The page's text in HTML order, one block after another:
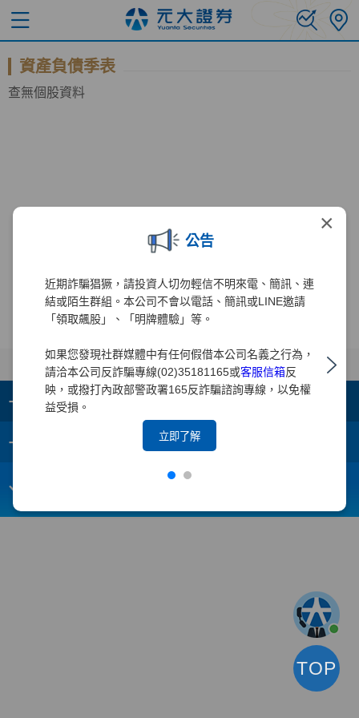
×
公告
近期詐騙猖獗，請投資人切勿輕信不明來電、簡訊、連
結或陌生群組。本公司不會以電話、簡訊或LINE邀請
「領取飆股」、「明牌體驗」等。
如果您發現社群媒體中有任何假借本公司名義之行為，
請洽本公司反詐騙專線(02)35181165或客服信箱反
映，或撥打內政部警政署165反詐騙諮詢專線，以免權
益受損。
立即了解
資產負債季表
查無個股資料
+ 集團成員
+
webmaster@yuanta.com
TOP